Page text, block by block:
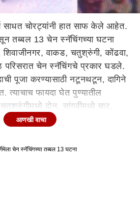
साधत चोरट्यांनी हात साफ केले आहेत.
तब्बल 13 चेन स्नॅचिंगच्या घटना
वाकड, चतुश्रुंगी, कोंढवा,
परिसरात चेन स्नॅचिंगचे प्रकार घडले.
पूजा करण्यासाठी नटूनथटून, दागिने
त्याचाच फायदा घेत पुण्यातील
दोन, सांगवीमध्ये चार,
एक, वाकडमध्ये एक, कोंढवामध्ये
आहेत. हातात पुजेचं साहित्य तसंच
आणखी वाचा
चेन स्नॅचिंगच्या तब्बल 13 घटना